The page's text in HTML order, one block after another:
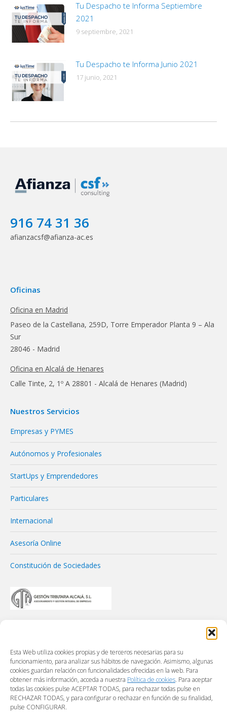
Esta Web utiliza cookies propias y de terceros necesarias para su
funcionamiento, para analizar sus hábitos de navegación. Asimismo, algunas
cookies guardan relación con funcionalidades ofrecidas en la web. Para
obtener más información, acceda a nuestra Política de cookies. Para aceptar
todas las cookies pulse ACEPTAR TODAS, para rechazar todas pulse en
RECHAZAR TODAS, y para configurar o rechazar en función de su finalidad,
pulse CONFIGURAR.
Tu Despacho te Informa Septiembre
2021
9 septiembre, 2021
Tu Despacho te Informa Junio 2021
17 junio, 2021
916 74 31 36
afianzacsf@afianza-ac.es
Oficinas
Oficina en Madrid
Paseo de la Castellana, 259D, Torre Emperador Planta 9 – Ala
Sur
28046 - Madrid
Oficina en Alcalá de Henares
Calle Tinte, 2, 1º A 28801 - Alcalá de Henares (Madrid)
Nuestros Servicios
Empresas y PYMES
Autónomos y Profesionales
StartUps y Emprendedores
Particulares
Internacional
Asesoría Online
Constitución de Sociedades